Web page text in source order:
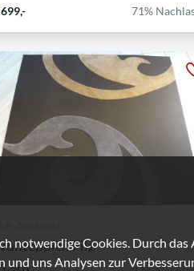
71%
Filz
notwendige Cookies. Durch
uns Analysen zur